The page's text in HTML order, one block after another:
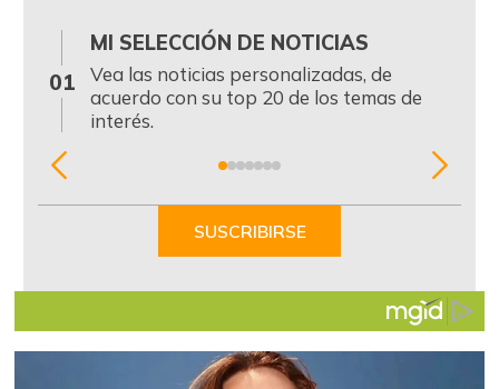
01
MI SELECCIÓN DE NOTICIAS
Vea las noticias personalizadas, de
acuerdo con su top 20 de los temas de
interés.
Item
SUSCRIBIRSE